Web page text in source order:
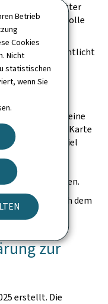
Betrieb
Cookies
Nicht
statistischen
wenn Sie
Dritter
unserer Kontrolle
2018 veröffentlicht
Website
als eine
um die in der Karte
(zum Beispiel
Wir
und
darstellen.
gilt (der nach dem
wurde).
zur
erstellt. Die